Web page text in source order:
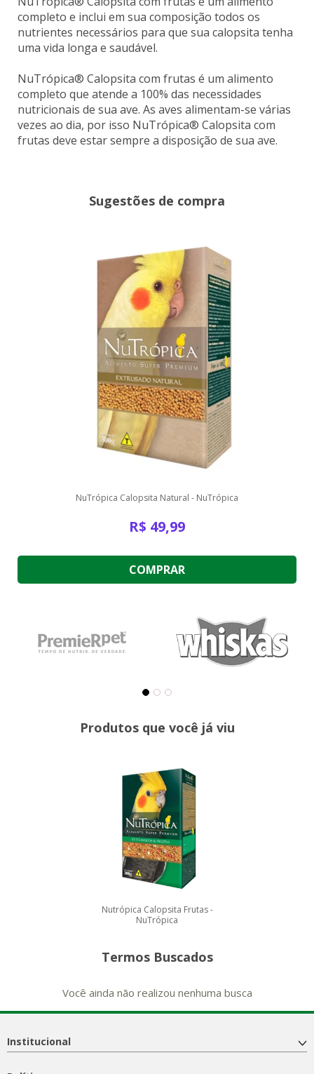
completo e inclui em sua composição todos os
nutrientes necessários para que sua calopsita tenha
uma vida longa e saudável.
NuTrópica® Calopsita com frutas é um alimento
completo que atende a 100% das necessidades
nutricionais de sua ave. As aves alimentam-se várias
vezes ao dia, por isso NuTrópica® Calopsita com
frutas deve estar sempre a disposição de sua ave.
Sugestões de compra
NuTrópica Calopsita Natural - NuTrópica
R$ 49,99
COMPRAR
Produtos que você já viu
Nutrópica Calopsita Frutas -
NuTrópica
Termos Buscados
Você ainda não realizou nenhuma busca
Institucional